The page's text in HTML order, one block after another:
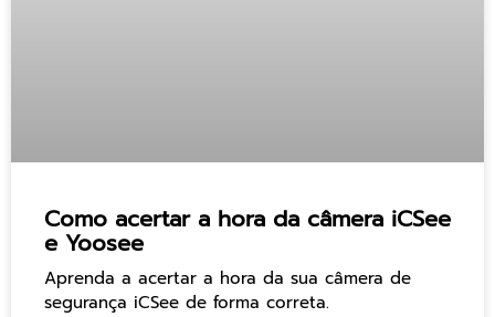
Como acertar a hora da câmera iCSee
e Yoosee
Aprenda a acertar a hora da sua câmera de
segurança iCSee de forma correta.